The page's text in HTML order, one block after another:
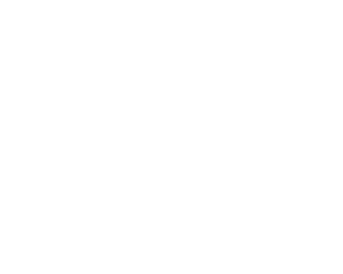
Quelles sont les